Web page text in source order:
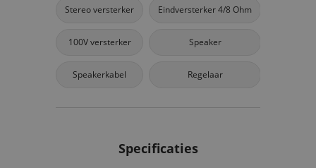
Stereo versterker Eindversterker 4/8 Ohm
100V versterker Speaker
Speakerkabel Regelaar
Specificaties